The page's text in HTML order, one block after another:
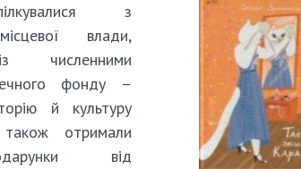
з
влади,
численними
фонду –
й культуру
отримали
від